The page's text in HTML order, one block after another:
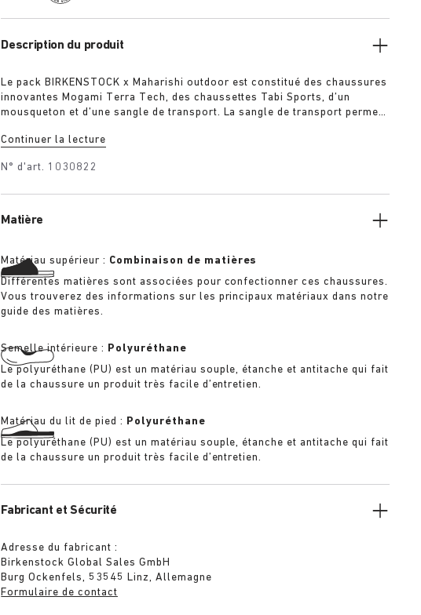
Description du produit
Le pack BIRKENSTOCK x Maharishi outdoor est constitué des chaussures
innovantes Mogami Terra Tech, des chaussettes Tabi Sports, d’un
mousqueton et d’une sangle de transport. La sangle de transport permet
le mousqueton. Ce pack d’articles essentiels est idéal pour les adeptes
Continuer la lecture
N° d'art. 1030822
Matière
Matériau supérieur : Combinaison de matières
Différentes matières sont associées pour confectionner ces chaussures.
Vous trouverez des informations sur les principaux matériaux dans notre
guide des matières.
Semelle intérieure : Polyuréthane
Le polyuréthane (PU) est un matériau souple, étanche et antitache qui fait
de la chaussure un produit très facile d’entretien.
Matériau du lit de pied : Polyuréthane
Le polyuréthane (PU) est un matériau souple, étanche et antitache qui fait
de la chaussure un produit très facile d’entretien.
Fabricant et Sécurité
Adresse du fabricant :
Birkenstock Global Sales GmbH
Burg Ockenfels, 53545 Linz, Allemagne
Formulaire de contact